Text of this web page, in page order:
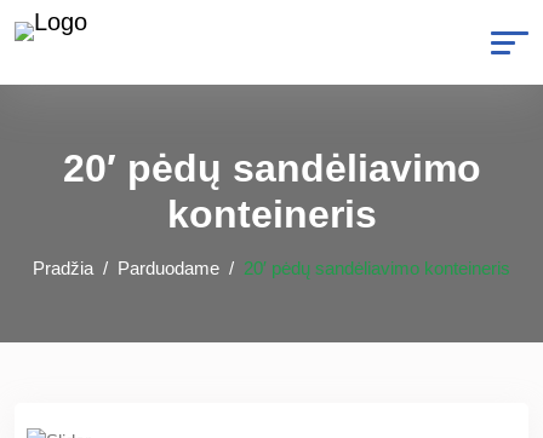
20′ pėdų sandėliavimo
konteineris
Pradžia Parduodame 20′ pėdų sandėliavimo konteineris